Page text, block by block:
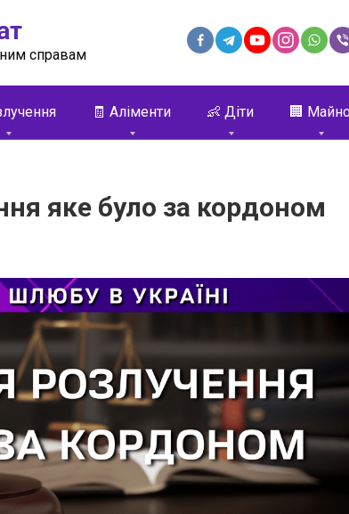
справам
🧾 Аліменти 👶 Діти 🏢
яке було за кордоном